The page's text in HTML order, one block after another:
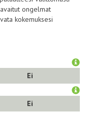
kokemuksesi
Ei
Ei